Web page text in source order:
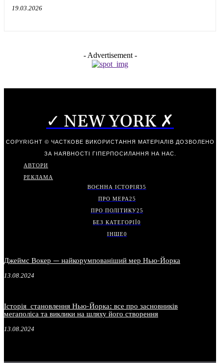
19.03.2026
- Advertisement -
✓ NEW YORK ✗
COPYRIGHT © ЧАСТКОВЕ ВИКОРИСТАННЯ МАТЕРІАЛІВ ДОЗВОЛЕНО
ЗА НАЯВНОСТІ ГІПЕРПОСИЛАННЯ НА НАС.
АВТОРИ
РЕКЛАМА
ВОЄННА ІСТОРІЯ35
ПРО МЕРА25
ПРО ПОЛІТИКУ25
БЕЗ КАТЕГОРІЇ0
ІНШЕ0
Джеймс Вокер — найкорумпованіший мер Нью-Йорка
13.08.2024
Історія становлення Нью-Йорка: все про засновників
мегаполіса та виклики на шляху його створення
13.08.2024